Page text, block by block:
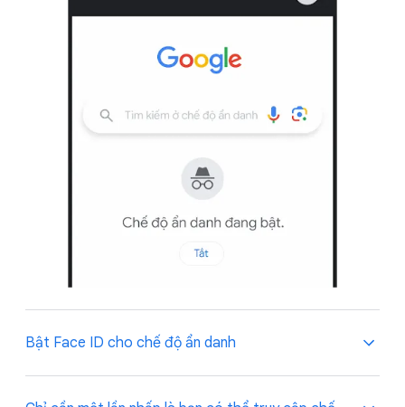
Bật Face ID cho chế độ ẩn danh